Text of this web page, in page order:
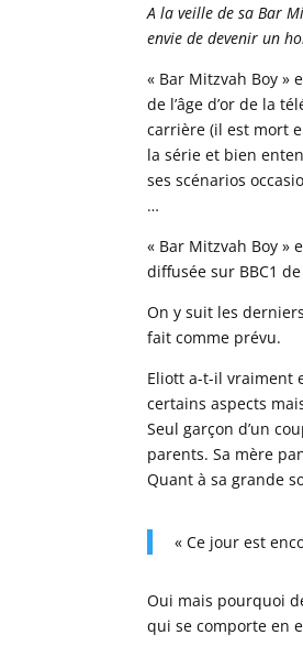
A la veille de sa Bar
envie de devenir un
« Bar Mitzvah Boy »
de l’âge d’or de la
carrière (il est mort
la série et bien
ses scénarios
…
« Bar Mitzvah Boy »
diffusée sur BBC1
On y suit les
fait comme prévu.
Eliott a-t-il vraiment
certains aspects
Seul garçon d’un
parents. Sa mère
Quant à sa grande
« Ce jour est
Oui mais pourquoi
qui se comporte en